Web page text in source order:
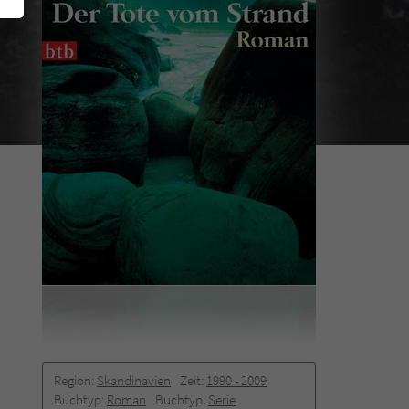
Region: Skandinavien Zeit: 1990 -­ 2009
Buchtyp: Roman Buchtyp: Serie